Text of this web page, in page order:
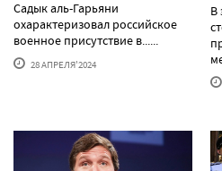
Садык аль-Гарьяни
охарактеризовал российское
военное присутствие в......
28 АПРЕЛЯ'2024
В